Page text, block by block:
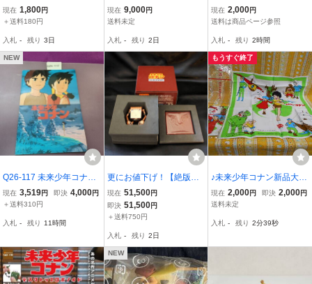
ン」 カセットインデック
スカード MOVIC M-22
宮崎駿 日本アニメーショ
ン1978
現在 1,800円
＋送料180円
入札 - 残り 3日
キット 未組立 レジンキッ
ト ラナ 海洋堂
現在 9,000円
送料未定
入札 - 残り 2日
ート テレビ アニメ グッ
ズ コレクション 未使
現在 2,000円
送料は商品ページ参照
入札 - 残り 2時間
NEW
Q26-117 未来少年コナン
パンフレット
現在 3,519円 即決 4,000円
＋送料310円
入札 - 残り 11時間
更にお値下げ！【絶版希
少品／新品未開封／超美
品】未来少年コナン メタ
ル製ロボノイド（木製台
現在 51,500円
即決 51,500円
＋送料750円
入札 - 残り 2日
もうすぐ終了
♪未来少年コナン新品大判
ランチクロスハンカチ２
枚セット一辺41ｃｍ綿10
ス日本アニメーション明
現在 2,000円 即決 2,000円
送料未定
入札 - 残り 2分38秒
NEW